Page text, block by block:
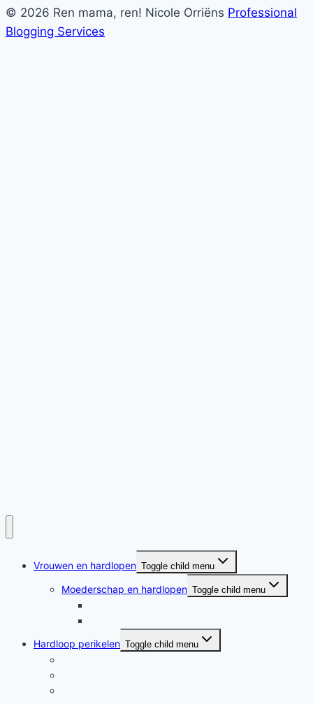
© 2026 Ren mama, ren! Nicole Orriëns Professional
Blogging Services
Vrouwen en hardlopen Toggle child menu
Moederschap en hardlopen Toggle child menu
Hardloop perikelen Toggle child menu